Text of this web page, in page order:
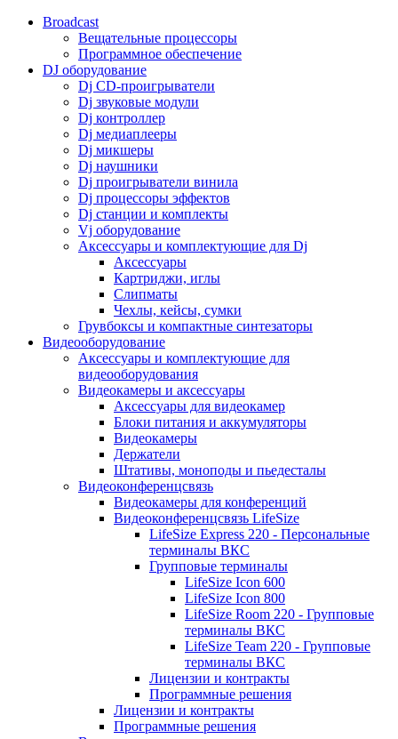
Broadcast
Вещательные процессоры
Программное обеспечение
DJ оборудование
Dj CD-проигрыватели
Dj звуковые модули
Dj контроллер
Dj медиаплееры
Dj микшеры
Dj наушники
Dj проигрыватели винила
Dj процессоры эффектов
Dj станции и комплекты
Vj оборудование
Аксессуары и комплектующие для Dj
Аксессуары
Картриджи, иглы
Слипматы
Чехлы, кейсы, сумки
Грувбоксы и компактные синтезаторы
Видеооборудование
Аксессуары и комплектующие для
видеооборудования
Видеокамеры и аксессуары
Аксессуары для видеокамер
Блоки питания и аккумуляторы
Видеокамеры
Держатели
Штативы, моноподы и пьедесталы
Видеоконференцсвязь
Видеокамеры для конференций
Видеоконференцсвязь LifeSize
LifeSize Express 220 - Персональные
терминалы ВКС
Групповые терминалы
LifeSize Icon 600
LifeSize Icon 800
LifeSize Room 220 - Групповые
терминалы ВКС
LifeSize Team 220 - Групповые
терминалы ВКС
Лицензии и контракты
Программные решения
Лицензии и контракты
Программные решения